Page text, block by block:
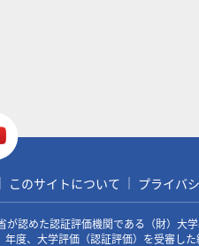
このサイトについて プライバ
が認めた認証評価機関である（財）大
年度、大学評価（認証評価）を受審し